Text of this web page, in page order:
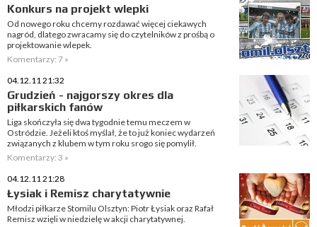
Konkurs na projekt wlepki
Od nowego roku chcemy rozdawać więcej ciekawych
nagród, dlatego zwracamy się do czytelników z prośbą o
projektowanie wlepek.
Komentarzy: 7 »
04.12.11 21:32
Grudzień - najgorszy okres dla
piłkarskich fanów
Liga skończyła się dwa tygodnie temu meczem w
Ostródzie. Jeżeli ktoś myślał, że to już koniec wydarzeń
związanych z klubem w tym roku srogo się pomylił.
Komentarzy: 3 »
04.12.11 21:28
Łysiak i Remisz charytatywnie
Młodzi piłkarze Stomilu Olsztyn: Piotr Łysiak oraz Rafał
Remisz wzięli w niedzielę w akcji charytatywnej.